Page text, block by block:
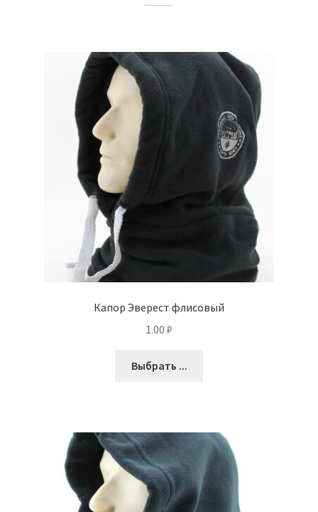
Капор Эверест флисовый
1.00 ₽
Выбрать ...